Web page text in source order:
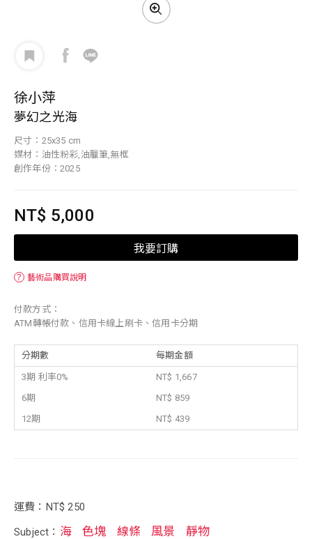
徐小萍
夢幻之光海
尺寸：25x35 cm
媒材：油性粉彩,油臘筆,無框
創作年份：2025
NT$ 5,000
我要訂購
？ 藝術品購買說明
付款方式：
ATM轉帳付款、信用卡線上刷卡、信用卡分期
分期數 每期金額
3期 利率0%
NT$ 1,667
6期
NT$ 859
12期
NT$ 439
運費：NT$ 250
Subject： 海 色塊 線條 風景 靜物